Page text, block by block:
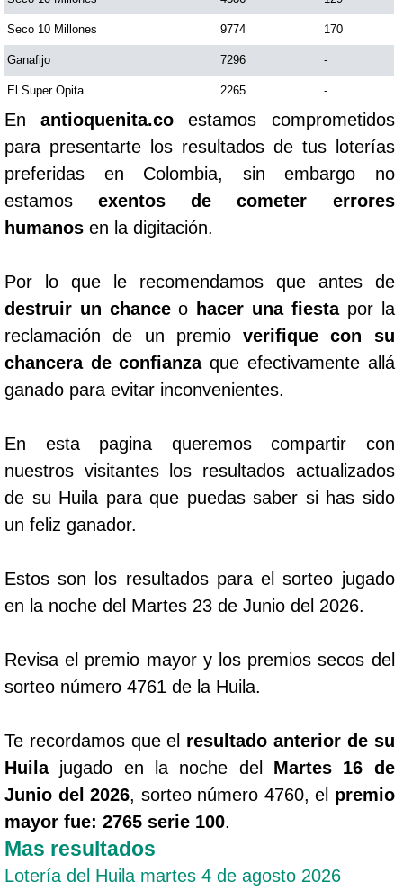
Seco 10 Millones 9774 170
Ganafijo 7296 -
El Super Opita 2265 -
Enantioquenita.co estamos comprometidos
para presentarte los resultados de tus loterías
preferidas en Colombia, sin embargo no
estamosexentos de cometer errores
humanos en la digitación.
Por lo que le recomendamos que antes de
destruir un chanceo hacer una fiestapor la
reclamación de un premioverifique con su
chancera de confianzaque efectivamente allá
ganado para evitar inconvenientes.
En esta pagina queremos compartir con
nuestros visitantes los resultados actualizados
de su Huila para que puedas saber si has sido
un feliz ganador.
Estos son los resultados para el sorteo jugado
en la noche del Martes 23 de Junio del 2026.
Revisa el premio mayor y los premios secos del
sorteo número 4761 de la Huila.
Te recordamos que el resultado anterior de su
Huilajugado en la noche del Martes 16 de
Junio del 2026, sorteo número 4760, el premio
mayor fue: 2765 serie 100.
Mas resultados
Lotería del Huila martes 4 de agosto 2026